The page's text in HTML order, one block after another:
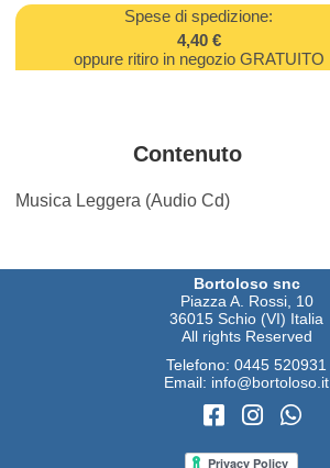
Spese di spedizione:
4,40 €
oppure ritiro in negozio GRATUITO
Contenuto
Musica Leggera (Audio Cd)
Bortoloso snc
Piazza A. Rossi, 10
36015 Schio (VI) Italia
All rights Reserved
Telefono: 0445 520931
Email: info@bortoloso.it